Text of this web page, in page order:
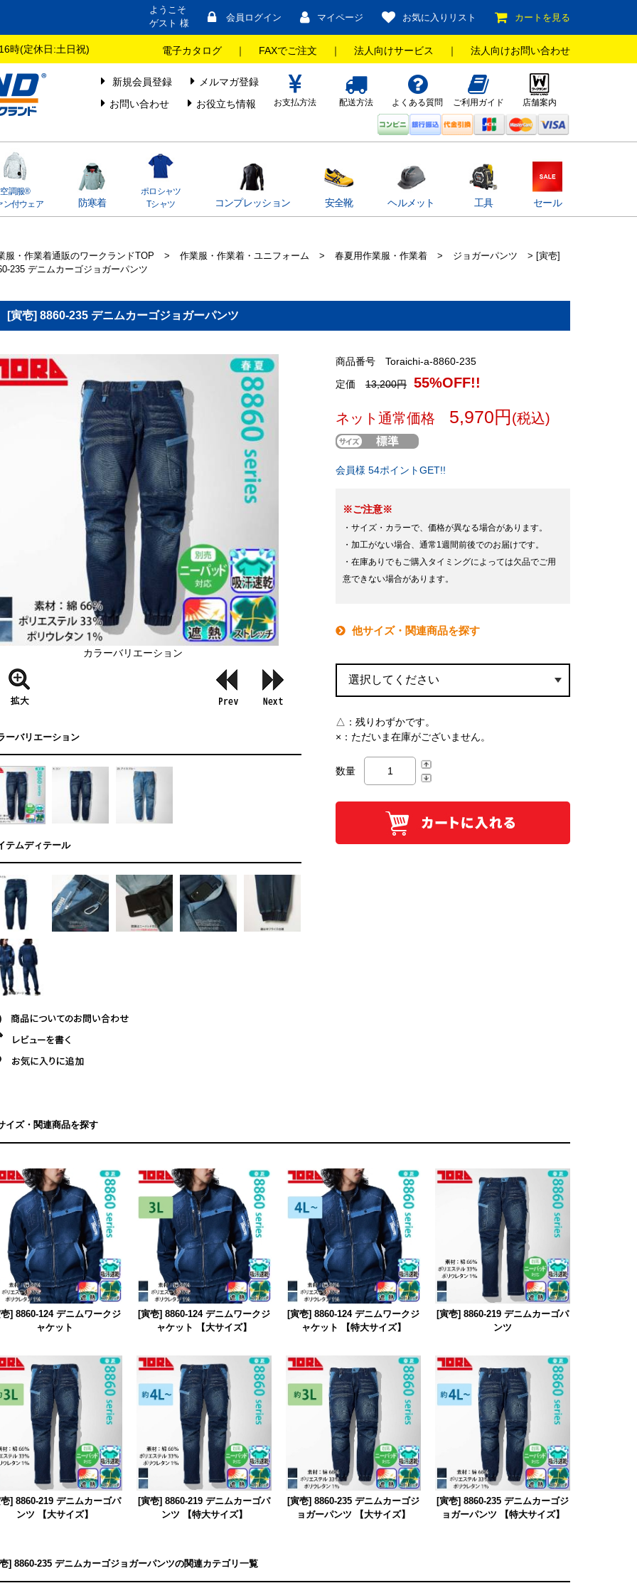
ようこそ
ゲスト 様
会員ログイン マイページ お気に入りリスト カートを見る
時(定休日:土日祝) 電子カタログ ｜ FAXでご注文 ｜ 法人向けサービス ｜ 法人向けお問い合わせ
新規会員登録
メルマガ登録
お問い合わせ
お役立ち情報 お支払方法 配送方法 よくある質問 ご利用ガイド 店舗案内
空調服®
ン付ウェア
防寒着
ポロシャツ
Tシャツ
コンプレッション 安全靴 ヘルメット 工具 セール
服・作業着通販のワークランドTOP > 作業服・作業着・ユニフォーム > 春夏用作業服・作業着 > ジョガーパンツ
> [寅壱]
235 デニムカーゴジョガーパンツ
[寅壱] 8860-235 デニムカーゴジョガーパンツ
商品番号 Toraichi-a-8860-235
定価 13,200円 55%OFF!!
ネット通常価格 5,970円 (税込)
会員様 54ポイントGET!!
※ご注意※
・サイズ・カラーで、価格が異なる場合があります。
・加工がない場合、通常1週間前後でのお届けです。
・在庫ありでもご購入タイミングによっては欠品でご用
意できない場合があります。
他サイズ・関連商品を探す
△： 残りわずかです。
×： ただいま在庫がございません。
数量
カラーバリエーション
ーバリエーション
テムディテール
イズ・関連商品を探す
] 8860-124 デニムワークジ
ャケット
[寅壱] 8860-124 デニムワークジ
ャケット 【大サイズ】
[寅壱] 8860-124 デニムワークジ
ャケット 【特大サイズ】
[寅壱] 8860-219 デニムカーゴパ
ンツ
] 8860-219 デニムカーゴパ
ンツ 【大サイズ】
[寅壱] 8860-219 デニムカーゴパ
ンツ 【特大サイズ】
[寅壱] 8860-235 デニムカーゴジ
ョガーパンツ 【大サイズ】
[寅壱] 8860-235 デニムカーゴジ
ョガーパンツ 【特大サイズ】
] 8860-235 デニムカーゴジョガーパンツの関連カテゴリ一覧